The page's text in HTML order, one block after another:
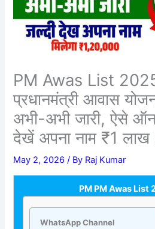
PM Awas List
प्रधानमंत्री आवास
अभी-अभी जारी, ऐसे
देखें अपना नाम ₹1 लाख
May 2, 2026/ By Raj Kumar
PM PM Awas List
WhatsApp Channel